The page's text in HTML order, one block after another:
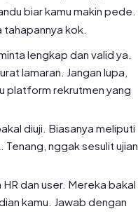
biar kamu makin pede.
kok.
lengkap dan valid ya.
lamaran. Jangan lupa,
platform rekrutmen yang
diuji. Biasanya meliputi
nggak sesulit ujian
dan user. Mereka bakal
kamu. Jawab dengan